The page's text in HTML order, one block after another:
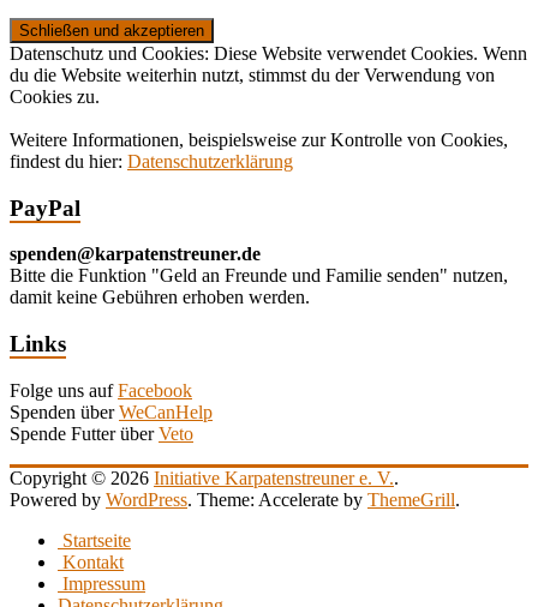
Datenschutz und Cookies: Diese Website verwendet Cookies. Wenn
du die Website weiterhin nutzt, stimmst du der Verwendung von
Cookies zu.
Weitere Informationen, beispielsweise zur Kontrolle von Cookies,
findest du hier: Datenschutzerklärung
PayPal
spenden@karpatenstreuner.de
Bitte die Funktion "Geld an Freunde und Familie senden" nutzen,
damit keine Gebühren erhoben werden.
Links
Folge uns aufFacebook
Spenden überWeCanHelp
Spende Futter überVeto
Copyright © 2026 Initiative Karpatenstreuner e. V..
Powered by WordPress. Theme: Accelerate by ThemeGrill.
Startseite
Kontakt
Impressum